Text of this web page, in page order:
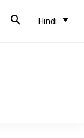
Hindi